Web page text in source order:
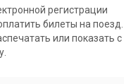
регистрации
билеты на поезд.
или показать с